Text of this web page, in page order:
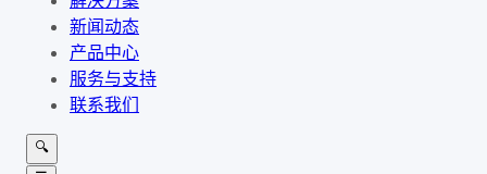
新闻动态
产品中心
服务与支持
联系我们
🔍